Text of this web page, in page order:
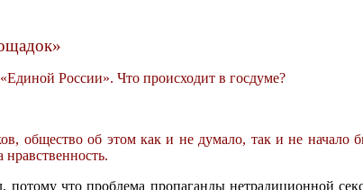
России». Что происходит в госдуме?
общество об этом как и не думало, так и не начало
что проблема пропаганды нетрадиционной